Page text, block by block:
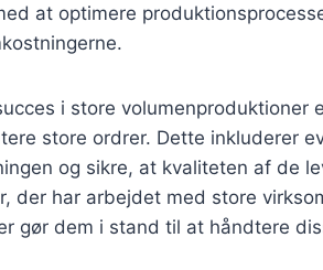
at optimere
i store
store ordrer. Dette inkluderer
og sikre, at kvaliteten af de
der har arbejdet med store
gør dem i stand til at håndtere